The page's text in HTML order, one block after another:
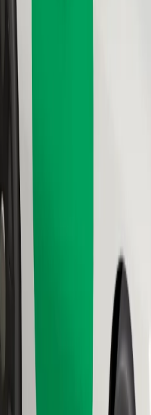
Para restaurantes
Bolt para empresas
Términos y Condiciones
Cookies
Seguridad
Consigue un viaje en minutos
Encuentra tu comida favorita
Descargar la app de Bolt Food